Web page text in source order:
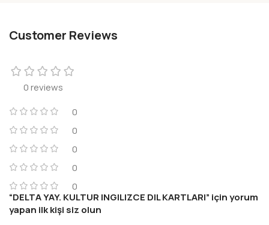
Customer Reviews
0 reviews
0
0
0
0
0
“DELTA YAY. KULTUR INGILIZCE DIL KARTLARI” için yorum
yapan ilk kişi siz olun